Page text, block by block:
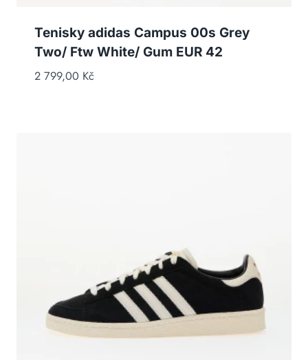
Tenisky adidas Campus 00s Grey
Two/ Ftw White/ Gum EUR 42
2 799,00 Kč